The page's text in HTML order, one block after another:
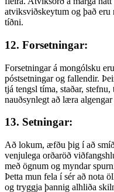
atviksviðskeytum og það
tíðni.
12. Forsetningar:
Forsetningar á mongólsku
póstsetningar og fallendir.
tjá tengsl tíma, staðar,
nauðsynlegt að læra
13. Setningar:
Að lokum, æfðu þig í að
venjulega orðaröð
með ögnum og myndar
Þetta mun fela í sér að nota
og tryggja þannig alhliða